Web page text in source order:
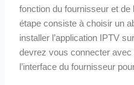
fonction du fournisseur et de
étape consiste à choisir un
installer l’application IPTV
devrez vous connecter
l’interface du fournisseur